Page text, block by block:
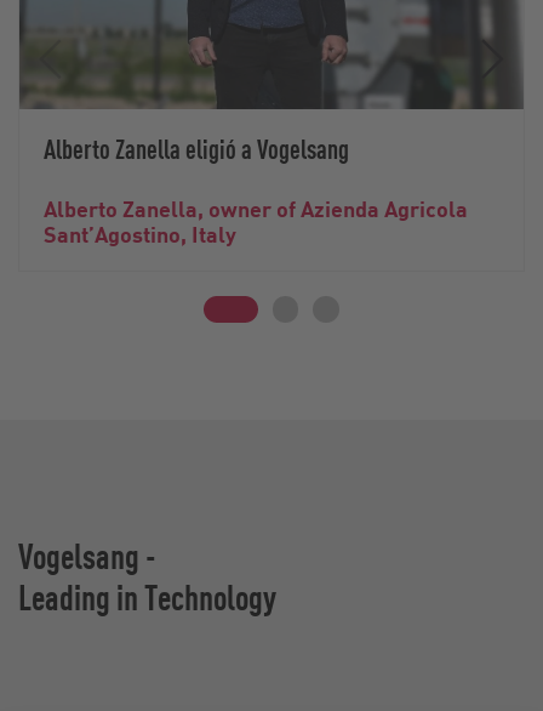
Alberto Zanella eligió a Vogelsang
Alberto Zanella, owner of Azienda Agricola
Sant’Agostino, Italy
Vogelsang -
Leading in Technology